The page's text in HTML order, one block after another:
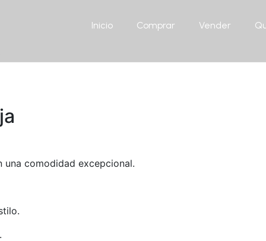
Inicio Comprar Vender
una comodidad excepcional.